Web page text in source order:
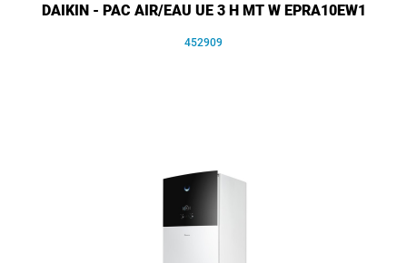
DAIKIN - PAC AIR/EAU UE 3 H MT W EPRA10EW1
452909